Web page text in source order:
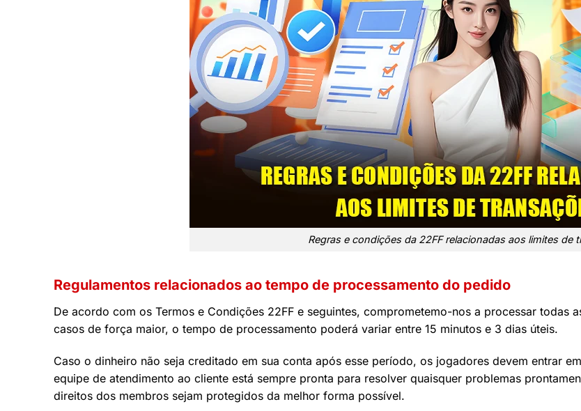
Regras e condições da 22FF relacionadas aos limites de
Regulamentos relacionados ao tempo de processamento do pedido
De acordo com os Termos e Condições 22FF e seguintes, comprometemo-nos a processar todas
casos de força maior, o tempo de processamento poderá variar entre 15 minutos e 3 dias úteis.
Caso o dinheiro não seja creditado em sua conta após esse período, os jogadores devem entrar
equipe de atendimento ao cliente está sempre pronta para resolver quaisquer problemas
direitos dos membros sejam protegidos da melhor forma possível.